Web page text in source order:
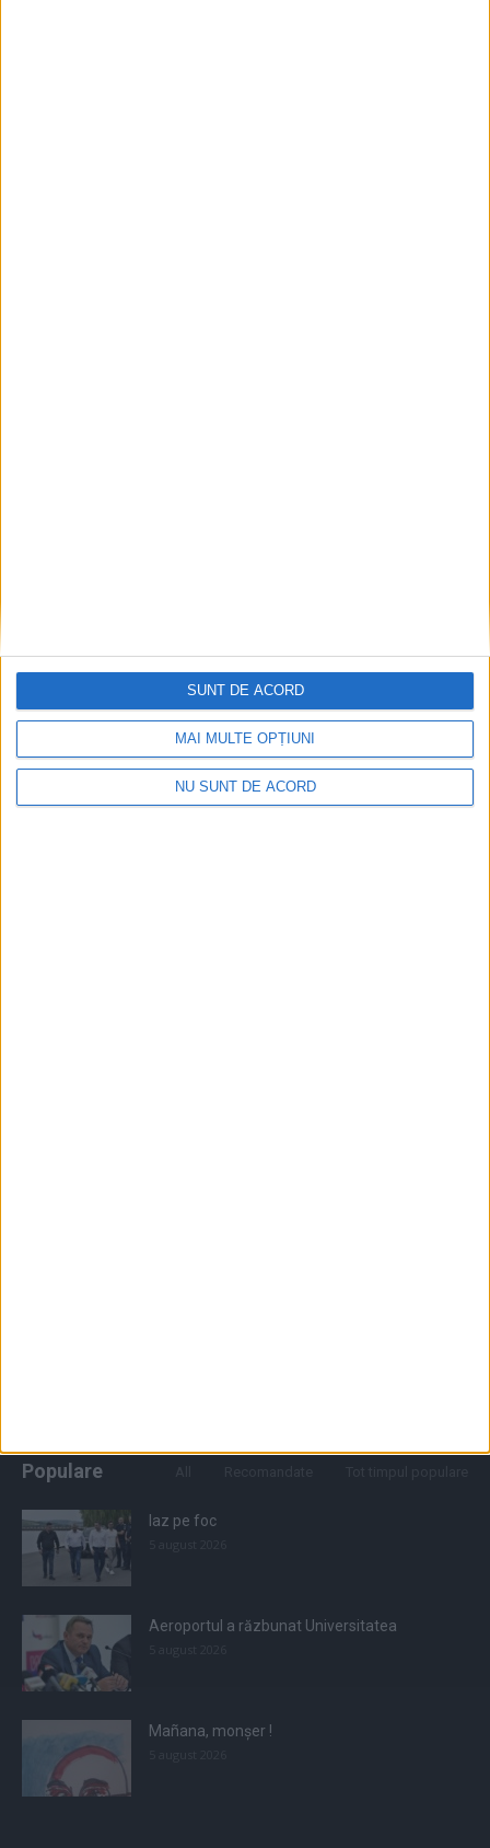
MAI MULTE OPȚIUNI
NU SUNT DE ACORD
SUNT DE ACORD
Populare
Iaz pe foc
Aeroportul a răzbunat Universitatea
Mañana, monșer !